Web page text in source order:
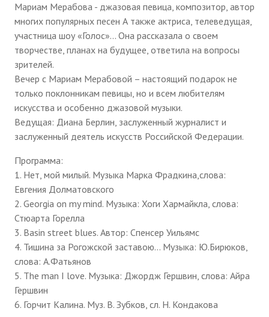
Мариам Мерабова - джазовая певица, композитор, автор
многих популярных песен А также актриса, телеведущая,
участница шоу «Голос»... Она рассказала о своем
творчестве, планах на будущее, ответила на вопросы
зрителей.
Вечер с Мариам Мерабовой – настоящий подарок не
только поклонникам певицы, но и всем любителям
искусства и особенно джазовой музыки.
Ведущая: Диана Берлин, заслуженный журналист и
заслуженный деятель искусств Российской Федерации.
Программа:
1. Нет, мой милый. Музыка Марка Фрадкина,слова:
Евгения Долматовского
2. Georgia on my mind. Музыка: Хоги Хармайкла, слова:
Стюарта Горелла
3. Basin street blues. Автор: Спенсер Уильямс
4. Тишина за Рогожской заставою... Музыка: Ю.Бирюков,
слова: А.Фатьянов
5. The man I love. Музыка: Джордж Гершвин, слова: Айра
Гершвин
6. Горчит Калина. Муз. В. Зубков, сл. Н. Кондакова